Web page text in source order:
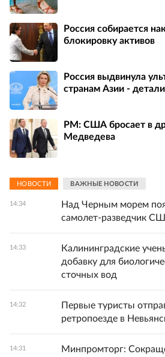
Россия собирается
блокировку активов
Россия выдвинула
странам Азии - детали
PM: США бросает в
Медведева
НОВОСТИ ВАЖНЫЕ НОВОСТИ
14:34
Над Черным морем
самолет-разведчик
14:33
Калининградские
добавку для
сточных вод
14:32
Первые туристы
ретропоезде в
14:31
Минпромторг: